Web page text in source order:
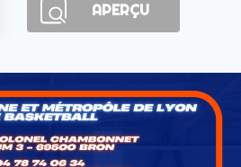
APERÇU